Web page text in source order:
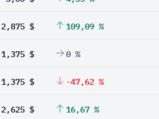
2,875 $ 109,09 %
1,375 $ 0 %
1,375 $ -47,62 %
2,625 $ 16,67 %